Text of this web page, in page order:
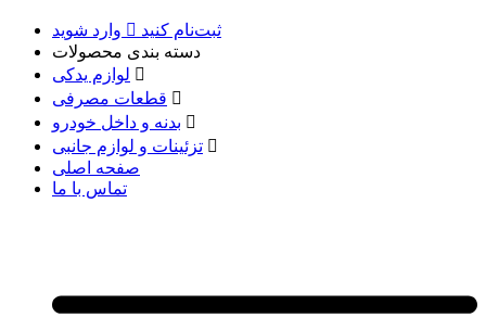
ثبت‌نام کنید
دسته بندی محصولات
لوازم یدکی
قطعات مصرفی
بدنه و داخل خودرو
تزئینات و لوازم جانبی
صفحه اصلی
تماس با ما